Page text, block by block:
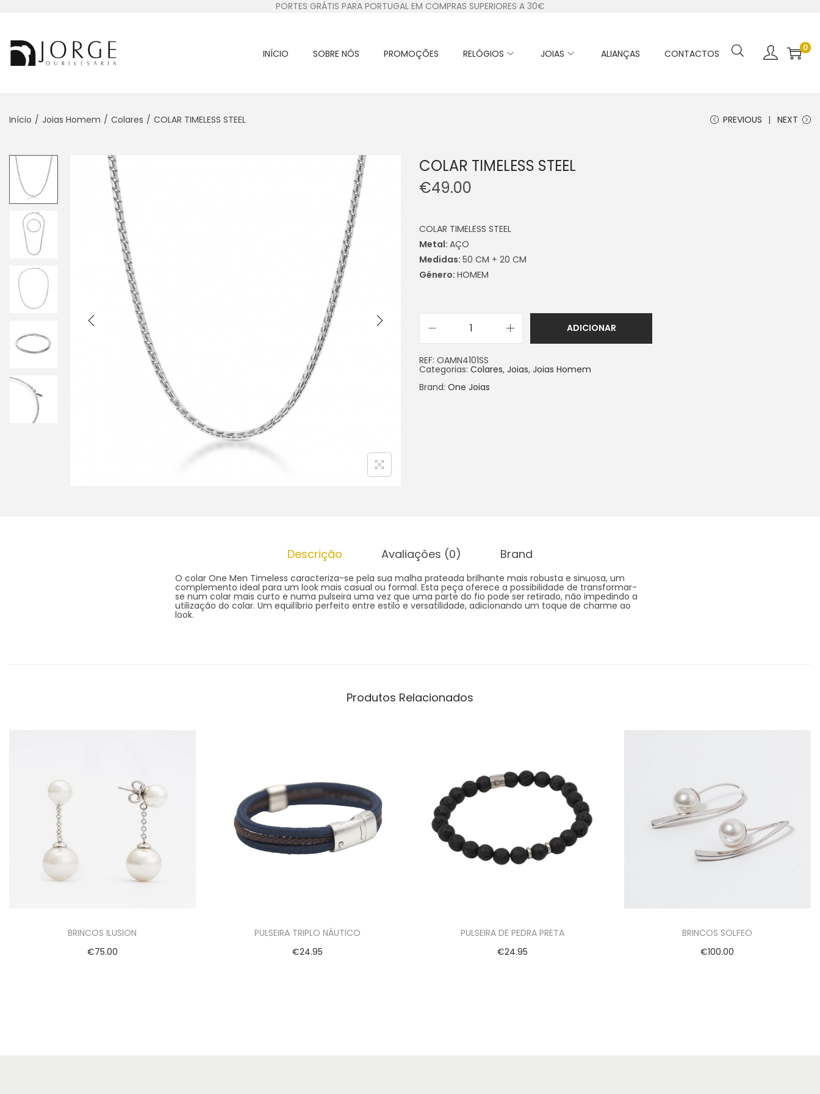
PORTES GRÁTIS PARA PORTUGAL EM COMPRAS SUPERIORES A 30€
INÍCIO SOBRE NÓS PROMOÇÕES RELÓGIOS JOIAS ALIANÇAS CONTACTOS 0
Início / Joias Homem / Colares / COLAR TIMELESS STEEL PREVIOUS NEXT
COLAR TIMELESS STEEL
€49.00
COLAR TIMELESS STEEL
Metal: AÇO
Medidas: 50 CM + 20 CM
Género: HOMEM
ADICIONAR
REF: OAMN4101SS
Categorias: Colares, Joias, Joias Homem
Brand: One Joias
Descrição Avaliações (0) Brand
O colar One Men Timeless caracteriza-se pela sua malha prateada brilhante mais robusta e sinuosa, um
complemento ideal para um look mais casual ou formal. Esta peça oferece a possibilidade de transformar-
se num colar mais curto e numa pulseira uma vez que uma parte do fio pode ser retirado, não impedindo a
utilização do colar. Um equilíbrio perfeito entre estilo e versatilidade, adicionando um toque de charme ao
look.
Produtos Relacionados
BRINCOS ILUSION
€75.00
PULSEIRA TRIPLO NÁUTICO
€24.95
PULSEIRA DE PEDRA PRETA
€24.95
BRINCOS SOLFEO
€100.00